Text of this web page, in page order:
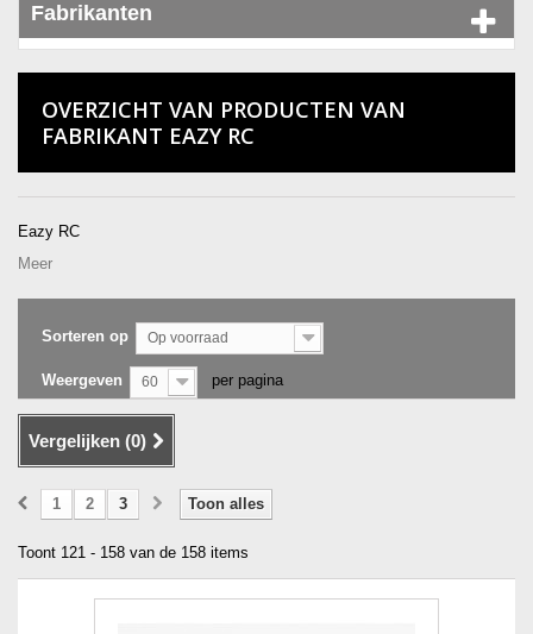
Fabrikanten
OVERZICHT VAN PRODUCTEN VAN
FABRIKANT EAZY RC
Eazy RC
Meer
Sorteren op Op voorraad
Weergeven 60 per pagina
Vergelijken (0)
Toon alles
1 2 3
Toont 121 - 158 van de 158 items